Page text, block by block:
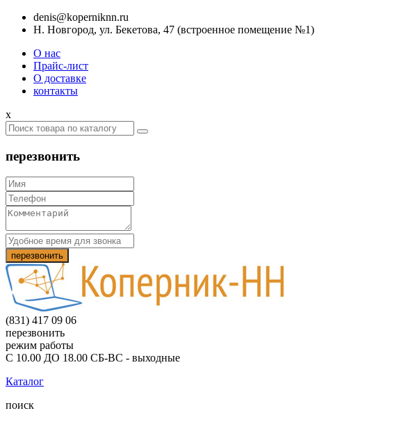
denis@koperniknn.ru
Н. Новгород, ул. Бекетова, 47 (встроенное помещение №1)
О нас
Прайс-лист
О доставке
контакты
x
перезвонить
(831) 417 09 06
перезвонить
режим работы
С 10.00 ДО 18.00 СБ-ВС - выходные
Каталог
поиск